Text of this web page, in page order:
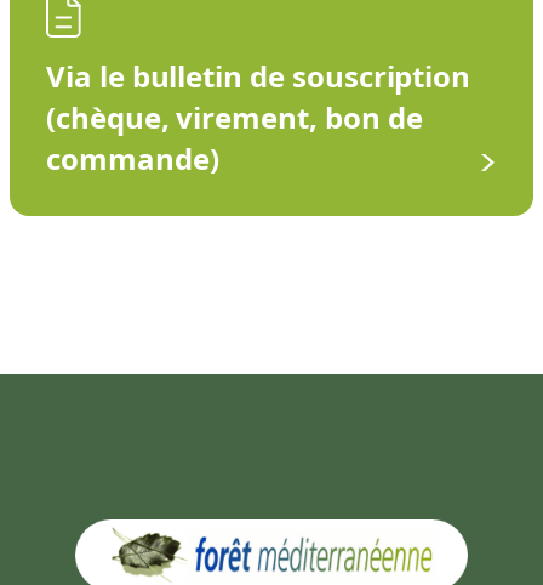
Via le bulletin de souscription
(chèque, virement, bon de
commande)